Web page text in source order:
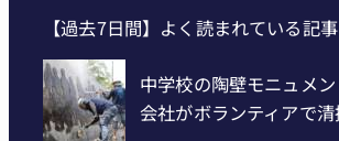
【過去7日間】よく読まれている記事